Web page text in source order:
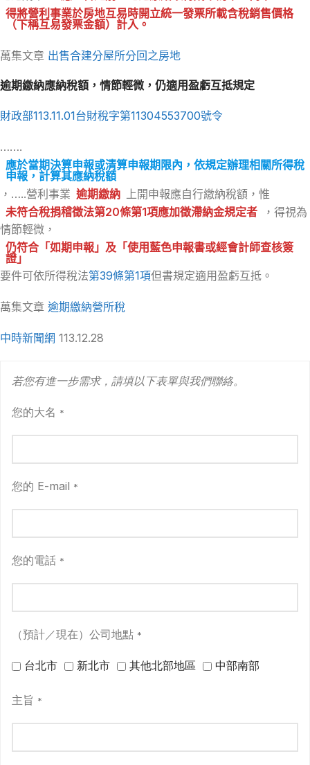
得將營利事業於房地互易時開立統一發票所載含稅銷售價格
（下稱互易發票金額）計入。
萬集文章 出售合建分屋所分回之房地
逾期繳納應納稅額，情節輕微，仍適用盈虧互抵規定
財政部113.11.01台財稅字第11304553700號令
…….
應於當期決算申報或清算申報期限內，依規定辦理相關所得稅
申報，計算其應納稅額
，…..營利事業 逾期繳納
上開申報應自行繳納稅額，惟
未符合稅捐稽徵法第20條第1項應加徵滯納金規定者
，得視為
情節輕微，
仍符合「如期申報」及「使用藍色申報書或經會計師查核簽
證」
要件可依所得稅法第39條第1項但書規定適用盈虧互抵。
萬集文章 逾期繳納營所稅
中時新聞網 113.12.28
若您有進一步需求，請填以下表單與我們聯絡。
您的大名 *
您的 E-mail *
您的電話 *
（預計／現在）公司地點 *
台北市 新北市 其他北部地區 中部南部
主旨 *